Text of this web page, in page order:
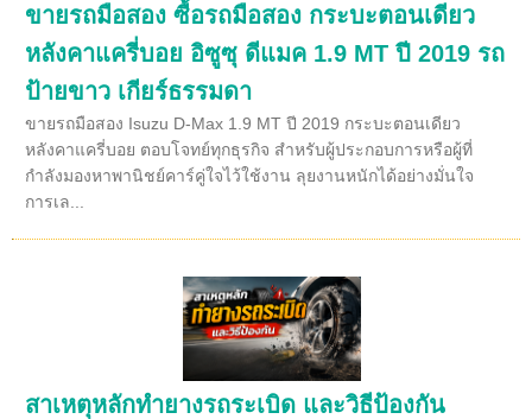
ขายรถมือสอง ซื้อรถมือสอง กระบะตอนเดียว
หลังคาแครี่บอย อิซูซุ ดีแมค 1.9 MT ปี 2019 รถ
ป้ายขาว เกียร์ธรรมดา
ขายรถมือสอง Isuzu D-Max 1.9 MT ปี 2019 กระบะตอนเดียว
หลังคาแครี่บอย ตอบโจทย์ทุกธุรกิจ สำหรับผู้ประกอบการหรือผู้ที่
กำลังมองหาพานิชย์คาร์คู่ใจไว้ใช้งาน ลุยงานหนักได้อย่างมั่นใจ
การเล...
สาเหตุหลักทำยางรถระเบิด และวิธีป้องกัน